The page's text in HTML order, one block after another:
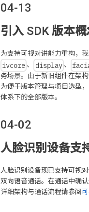
04-13
引入 SDK 版本
为支持可视对讲能力重构，
ivcore 、 display 、
务场景。由于新旧组件在架
为便于版本管理与项目选型
体系下的全部版本。
04-02
人脸识别设备支
人脸识别设备现已支持可视
双向语音通话。在通话中确
详细架构与通话流程请参阅